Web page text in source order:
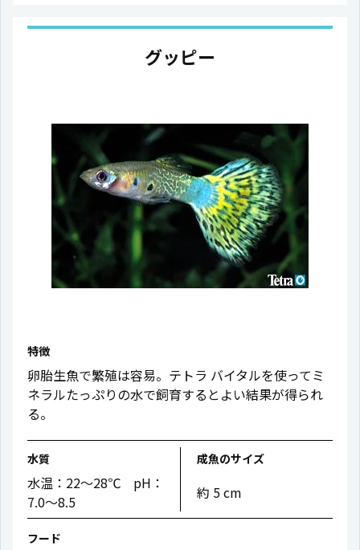
グッピー
特徴
卵胎生魚で繁殖は容易。テトラ バイタルを使ってミ
ネラルたっぷりの水で飼育するとよい結果が得られ
る。
水質
水温：22〜28℃ pH：
7.0〜8.5
成魚のサイズ
約 5 cm
フード